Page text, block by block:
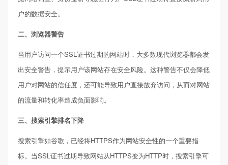
户的数据安全。
二、浏览器警告
当用户访问一个SSL证书过期的网站时，大多数现代浏览器都会发
出安全警告，提示用户该网站存在安全风险。这种警告不仅会降低
用户对网站的信任度，还可能导致用户直接放弃访问，从而对网站
的流量和转化率造成负面影响。
三、搜索引擎排名下降
搜索引擎如谷歌，已经将HTTPS作为网站安全性的一个重要指
标。当SSL证书过期导致网站从HTTPS变为HTTP时，搜索引擎可